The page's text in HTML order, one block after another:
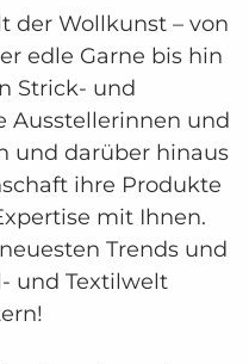
der Wollkunst – von
edle Garne bis hin
Strick- und
Ausstellerinnen und
und darüber hinaus
ihre Produkte
mit Ihnen.
Trends und
und Textilwelt